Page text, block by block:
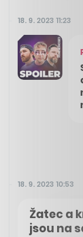
18. 9. 2023 11:23
18. 9. 2023 10:53
Žatec a
jsou na